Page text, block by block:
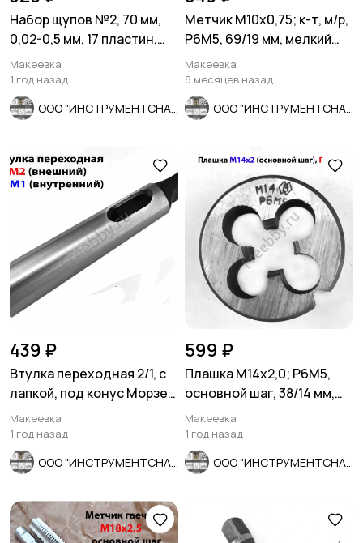
Набор щупов №2, 70 мм,
0,02-0,5 мм, 17 пластин,
Россия.
Макеевка
1 год назад
Метчик М10х0,75; к-т, м/р,
Р6М5, 69/19 мм, мелкий
шаг, шлифов, СССР.
Макеевка
6 месяцев назад
439 ₽
Втулка переходная 2/1, с
лапкой, под конус Морзе,
с КМ2 на КМ1.
Макеевка
1 год назад
599 ₽
Плашка М14х2,0; Р6М5,
основной шаг, 38/14 мм,
ГОСТ 7740-71, СССР.
Макеевка
1 год назад